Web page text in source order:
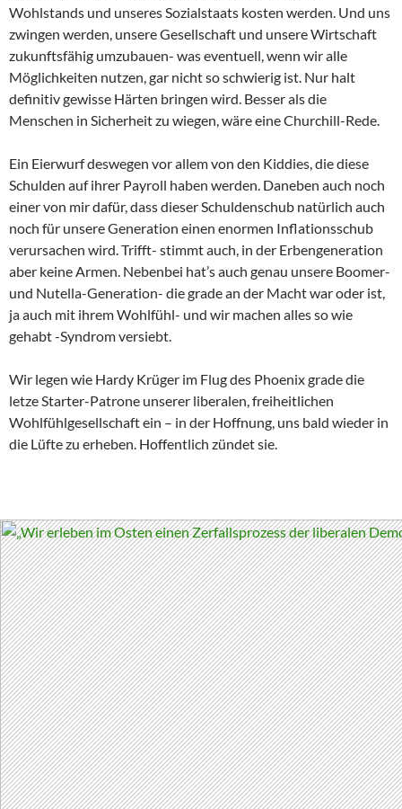
Wohlstands und unseres Sozialstaats kosten werden. Und uns
zwingen werden, unsere Gesellschaft und unsere Wirtschaft
zukunftsfähig umzubauen- was eventuell, wenn wir alle
Möglichkeiten nutzen, gar nicht so schwierig ist. Nur halt
definitiv gewisse Härten bringen wird. Besser als die
Menschen in Sicherheit zu wiegen, wäre eine Churchill-Rede.
Ein Eierwurf deswegen vor allem von den Kiddies, die diese
Schulden auf ihrer Payroll haben werden. Daneben auch noch
einer von mir dafür, dass dieser Schuldenschub natürlich auch
noch für unsere Generation einen enormen Inflationsschub
verursachen wird. Trifft- stimmt auch, in der Erbengeneration
aber keine Armen. Nebenbei hat’s auch genau unsere Boomer-
und Nutella-Generation- die grade an der Macht war oder ist,
ja auch mit ihrem Wohlfühl- und wir machen alles so wie
gehabt -Syndrom versiebt.
Wir legen wie Hardy Krüger im Flug des Phoenix grade die
letze Starter-Patrone unserer liberalen, freiheitlichen
Wohlfühlgesellschaft ein – in der Hoffnung, uns bald wieder in
die Lüfte zu erheben. Hoffentlich zündet sie.